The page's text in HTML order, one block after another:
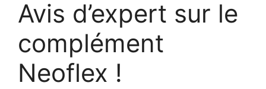
Avis d’expert sur le
complément
Neoflex !